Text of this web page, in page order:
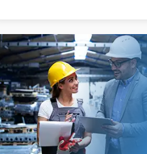
Husqvarna K 760
Husqvarna K 970